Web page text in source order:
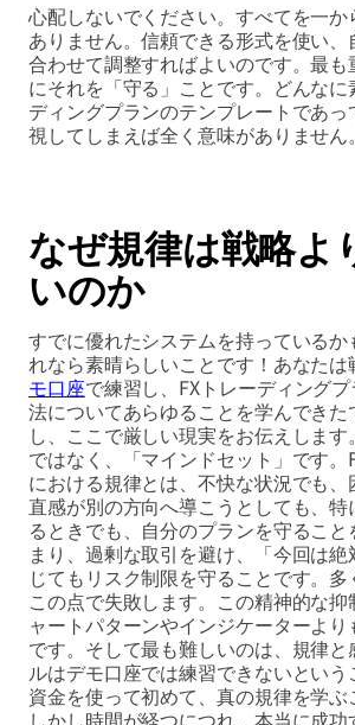
心配しないでください。すべてを一
ありません。信頼できる形式を使い
合わせて調整すればよいのです。最
にそれを「守る」ことです。どんな
ディングプランのテンプレートであ
視してしまえば全く意味がありません。
なぜ規律は戦略よ
いのか
すでに優れたシステムを持っている
れなら素晴らしいことです！あなたは
モ口座で練習し、FXトレーディング
法についてあらゆることを学んでき
し、ここで厳しい現実をお伝えしま
ではなく、「マインドセット」です。
における規律とは、不快な状況でも、
直感が別の方向へ導こうとしても、
るときでも、自分のプランを守るこ
まり、過剰な取引を避け、「今回は
じてもリスク制限を守ることです。
この点で失敗します。この精神的な
ャートパターンやインジケーターよ
です。そして最も難しいのは、規律
ルはデモ口座では練習できないとい
資金を使って初めて、真の規律を学ぶ
しかし時間が経つにつれ、本当に成